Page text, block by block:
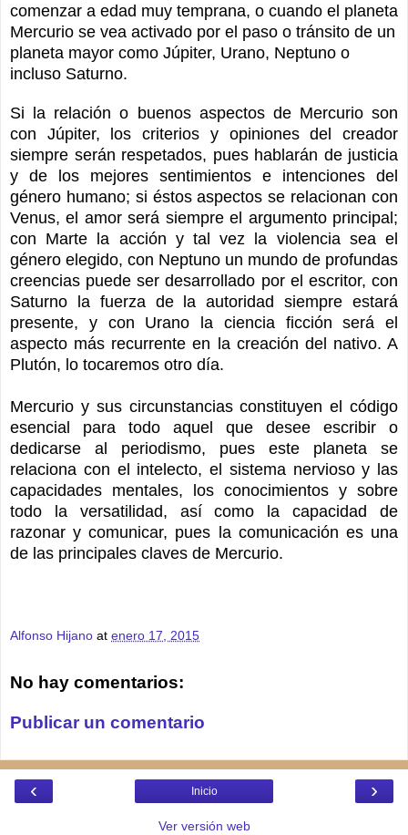
comenzar a edad muy temprana, o cuando el planeta
Mercurio se vea activado por el paso o tránsito de un
planeta mayor como Júpiter, Urano, Neptuno o
incluso Saturno.
Si la relación o buenos aspectos de Mercurio son
con Júpiter, los criterios y opiniones del creador
siempre serán respetados, pues hablarán de justicia
y de los mejores sentimientos e intenciones del
género humano; si éstos aspectos se relacionan con
Venus, el amor será siempre el argumento principal;
con Marte la acción y tal vez la violencia sea el
género elegido, con Neptuno un mundo de profundas
creencias puede ser desarrollado por el escritor, con
Saturno la fuerza de la autoridad siempre estará
presente, y con Urano la ciencia ficción será el
aspecto más recurrente en la creación del nativo. A
Plutón, lo tocaremos otro día.
Mercurio y sus circunstancias constituyen el código
esencial para todo aquel que desee escribir o
dedicarse al periodismo, pues este planeta se
relaciona con el intelecto, el sistema nervioso y las
capacidades mentales, los conocimientos y sobre
todo la versatilidad, así como la capacidad de
razonar y comunicar, pues la comunicación es una
de las principales claves de Mercurio.
Alfonso Hijano at enero 17, 2015
No hay comentarios:
Publicar un comentario
‹ ›
Inicio
Ver versión web